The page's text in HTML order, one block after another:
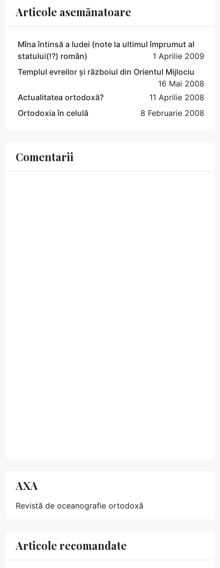
Articole asemănatoare
Mîna întinsă a Iudei (note la ultimul împrumut al
statului(!?) român)
1 Aprilie 2009
Templul evreilor și războiul din Orientul Mijlociu
16 Mai 2008
Actualitatea ortodoxă?
11 Aprilie 2008
Ortodoxia în celulă
8 Februarie 2008
Comentarii
AXA
Revistă de oceanografie ortodoxă
Articole recomandate